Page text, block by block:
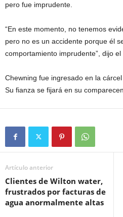
pero fue imprudente.
“En este momento, no tenemos
pero no es un accidente porque él
comportamiento imprudente”, dijo el
Chewning fue ingresado en la
Su fianza se fijará en su
Artículo anterior
Clientes de Wilton water,
frustrados por facturas de
agua anormalmente altas